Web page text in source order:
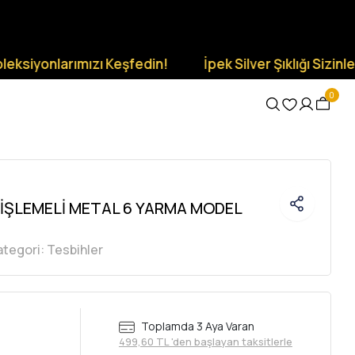
Keşfedin! İpek Silver Şıklığı Sizinle Olsun.
0
METAL 6 YARMA MODEL
Tesbihler
Toplamda 3 Aya Varan
499,60 TL 'den başlayan taksitlerle